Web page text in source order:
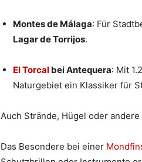
Montes de Málaga: Für
Lagar de Torrijos.
El Torcal bei Antequera: Mit
Naturgebiet ein Klassiker für
Auch Strände, Hügel oder
Das Besondere bei einer